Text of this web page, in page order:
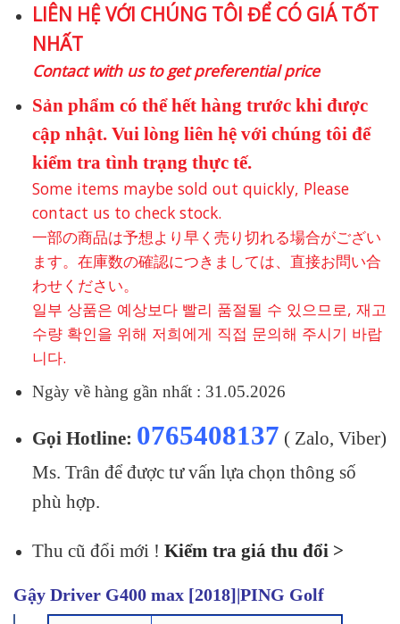
LIÊN HỆ VỚI CHÚNG TÔI ĐỂ CÓ GIÁ TỐT
NHẤT
Contact with us to get preferential price
Sản phẩm có thể hết hàng trước khi được
cập nhật. Vui lòng liên hệ với chúng tôi để
kiểm tra tình trạng thực tế.
Some items maybe sold out quickly, Please
contact us to check stock.
一部の商品は予想より早く売り切れる場合がござい
ます。在庫数の確認につきましては、直接お問い合
わせください。
일부 상품은 예상보다 빨리 품절될 수 있으므로, 재고
수량 확인을 위해 저희에게 직접 문의해 주시기 바랍
니다.
Ngày về hàng gần nhất : 31.05.2026
Gọi Hotline: 0765408137 ( Zalo, Viber)
Ms. Trân để được tư vấn lựa chọn thông số
phù hợp.
Thu cũ đổi mới ! Kiểm tra giá thu đổi >
Gậy Driver G400 max [2018]|PING Golf